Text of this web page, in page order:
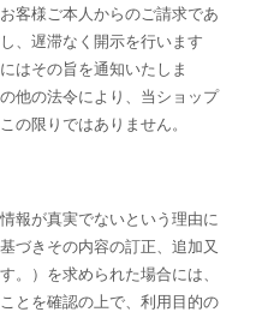
客様ご本人からのご請求であ
、遅滞なく開示を行います
はその旨を通知いたしま
他の法令により、当ショップ
の限りではありません。
報が真実でないという理由に
づきその内容の訂正、追加又
。）を求められた場合には、
とを確認の上で、利用目的の